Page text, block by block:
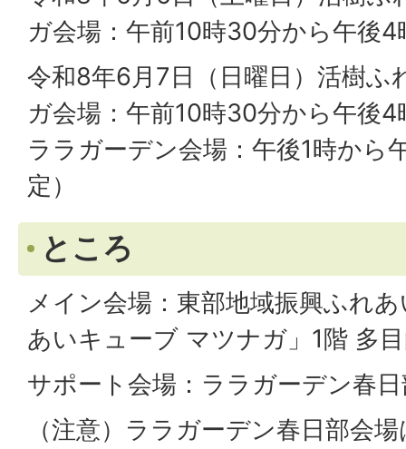
ガ会場：午前10時30分から午後
令和8年6月7日（日曜日）活樹ふ
ガ会場：午前10時30分から午後
ララガーデン会場：午後1時から
定）
ところ
メイン会場：東部地域振興ふれ
あいキューブ マツナガ」1階 多
サポート会場：ララガーデン春
（注意）ララガーデン春日部会